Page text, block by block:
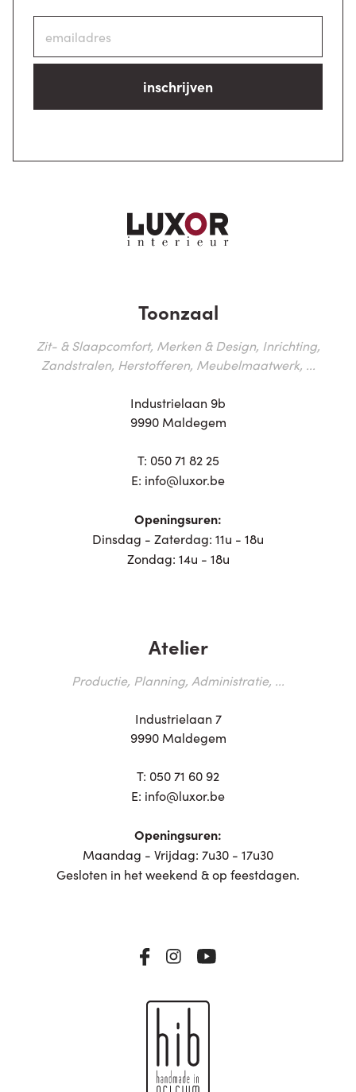
inschrijven
Toonzaal
Zit- & Slaapcomfort, Merken & Design, Inrichting,
Zandstralen, Herstofferen, Meubelmaatwerk, ...
Industrielaan 9b
9990 Maldegem
T: 050 71 82 25
E: info@luxor.be
Openingsuren:
Dinsdag - Zaterdag: 11u - 18u
Zondag: 14u - 18u
Atelier
Productie, Planning, Administratie, ...
Industrielaan 7
9990 Maldegem
T: 050 71 60 92
E: info@luxor.be
Openingsuren:
Maandag - Vrijdag: 7u30 - 17u30
Gesloten in het weekend & op feestdagen.